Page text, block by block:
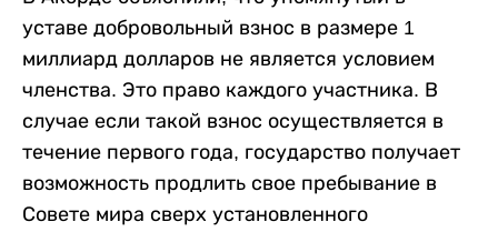
уставе добровольный взнос в размере 1
миллиард долларов не является условием
членства. Это право каждого участника. В
случае если такой взнос осуществляется в
течение первого года, государство получает
возможность продлить свое пребывание в
Совете мира сверх установленного